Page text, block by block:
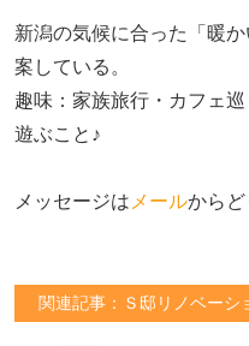
新潟の気候に合った「暖
案している。
趣味：家族旅行・カフェ
遊ぶこと♪
メッセージは メールから
関連記事：Ｓ邸リノベーシ